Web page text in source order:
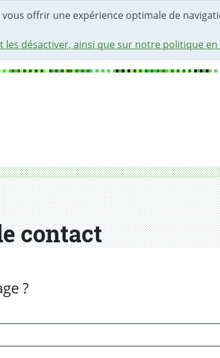
vous offrir une expérience optimale de
les désactiver, ainsi que sur notre politique
contact
?